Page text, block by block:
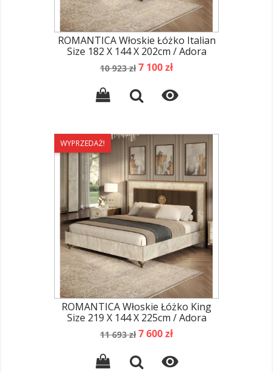
ROMANTICA Włoskie Łóżko Italian
Size 182 X 144 X 202cm / Adora
Cena
10 923 zł Cena
7 100 zł

WYPRZEDAŻ!
ROMANTICA Włoskie Łóżko King
Size 219 X 144 X 225cm / Adora
Cena
11 693 zł Cena
7 600 zł
